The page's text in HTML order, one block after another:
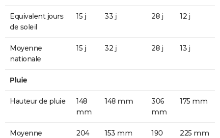
Equivalent jours
de soleil
15 j 33 j 28 j 12 j
Moyenne
nationale
15 j 32 j 28 j 13 j
Pluie
Hauteur de pluie
148
mm
148 mm
306
mm
175 mm
Moyenne
204
153 mm
190
225 mm